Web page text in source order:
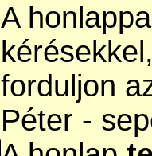
A
forduljon
Péter -